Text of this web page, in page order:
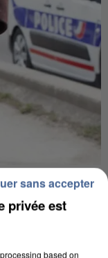
DE LA DZ
privée est
based on
sans accepter